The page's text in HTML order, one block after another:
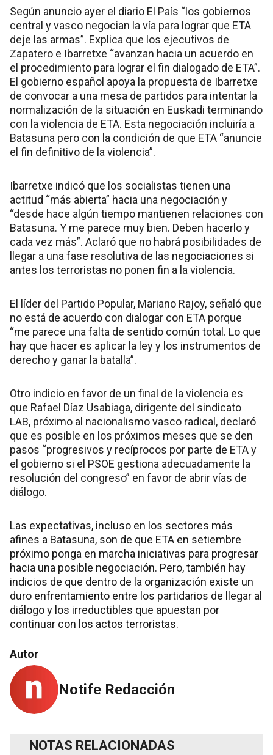
Según anuncio ayer el diario El País “los gobiernos
central y vasco negocian la vía para lograr que ETA
deje las armas”. Explica que los ejecutivos de
Zapatero e Ibarretxe “avanzan hacia un acuerdo en
el procedimiento para lograr el fin dialogado de ETA”.
El gobierno español apoya la propuesta de Ibarretxe
de convocar a una mesa de partidos para intentar la
normalización de la situación en Euskadi terminando
con la violencia de ETA. Esta negociación incluiría a
Batasuna pero con la condición de que ETA “anuncie
el fin definitivo de la violencia”.
Ibarretxe indicó que los socialistas tienen una
actitud “más abierta” hacia una negociación y
“desde hace algún tiempo mantienen relaciones con
Batasuna. Y me parece muy bien. Deben hacerlo y
cada vez más”. Aclaró que no habrá posibilidades de
llegar a una fase resolutiva de las negociaciones si
antes los terroristas no ponen fin a la violencia.
El líder del Partido Popular, Mariano Rajoy, señaló que
no está de acuerdo con dialogar con ETA porque
“me parece una falta de sentido común total. Lo que
hay que hacer es aplicar la ley y los instrumentos de
derecho y ganar la batalla”.
Otro indicio en favor de un final de la violencia es
que Rafael Díaz Usabiaga, dirigente del sindicato
LAB, próximo al nacionalismo vasco radical, declaró
que es posible en los próximos meses que se den
pasos “progresivos y recíprocos por parte de ETA y
el gobierno si el PSOE gestiona adecuadamente la
resolución del congreso” en favor de abrir vías de
diálogo.
Las expectativas, incluso en los sectores más
afines a Batasuna, son de que ETA en setiembre
próximo ponga en marcha iniciativas para progresar
hacia una posible negociación. Pero, también hay
indicios de que dentro de la organización existe un
duro enfrentamiento entre los partidarios de llegar al
diálogo y los irreductibles que apuestan por
continuar con los actos terroristas.
Autor
Notife Redacción
NOTAS RELACIONADAS